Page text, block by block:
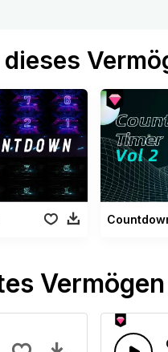
Vermögen
Zähler 42